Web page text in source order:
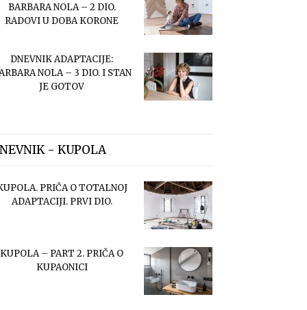
BARBARA NOLA – 2 DIO.
RADOVI U DOBA KORONE
DNEVNIK ADAPTACIJE:
NOLA – 3 DIO. I STAN
JE GOTOV
- KUPOLA
PRIČA O TOTALNOJ
ADAPTACIJI. PRVI DIO.
KUPOLA – PART 2. PRIČA O
KUPAONICI